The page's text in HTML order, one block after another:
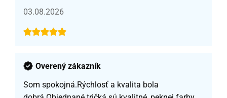
03.08.2026
Overený zákazník
Som spokojná.Rýchlosť a kvalita bola